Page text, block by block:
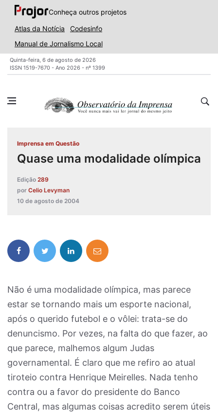
Conheça outros projetos
Atlas da Notícia
Codesinfo
Manual de Jornalismo Local
Quinta-feira, 6 de agosto de 2026
ISSN 1519-7670 - Ano 2026 - nº 1399
Imprensa em Questão
Quase uma modalidade olímpica
Edição 289
por Celio Levyman
10 de agosto de 2004
Não é uma modalidade olímpica, mas parece
estar se tornando mais um esporte nacional,
após o querido futebol e o vôlei: trata-se do
denuncismo. Por vezes, na falta do que fazer, ao
que parece, malhemos algum Judas
governamental. É claro que me refiro ao atual
tiroteio contra Henrique Meirelles. Nada tenho
contra ou a favor do presidente do Banco
Central, mas algumas coisas acredito serem úteis